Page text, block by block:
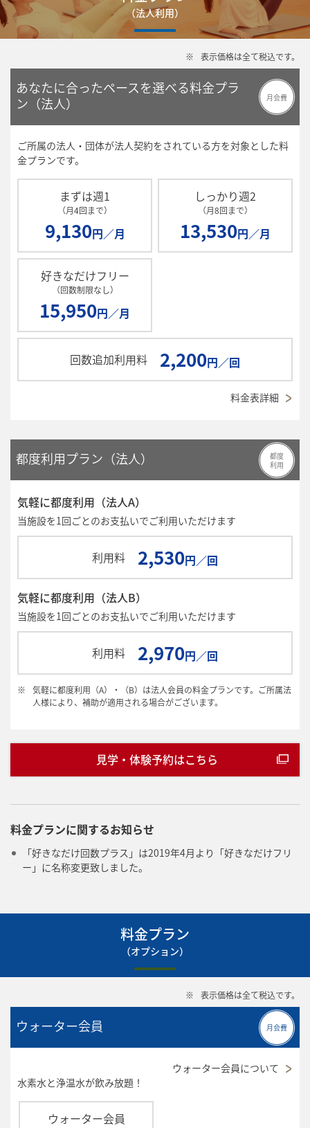
（法人利用）
※ 表示価格は全て税込です。
あなたに合ったペースを選べる料金プラ
ン（法人）
月会費
ご所属の法人・団体が法人契約をされている方を対象とした料
金プランです。
まずは週1
（月4回まで）
9,130円／月
しっかり週2
（月8回まで）
13,530円／月
好きなだけフリー
（回数制限なし）
15,950円／月
回数追加利用料 2,200円／回
料金表詳細
都度利用プラン（法人）
都度
利用
気軽に都度利用（法人A）
当施設を1回ごとのお支払いでご利用いただけます
利用料 2,530円／回
気軽に都度利用（法人B）
当施設を1回ごとのお支払いでご利用いただけます
利用料 2,970円／回
※
気軽に都度利用（A）・（B）は法人会員の料金プランです。ご所属法
人様により、補助が適用される場合がございます。
見学・体験予約はこちら
料金プランに関するお知らせ
「好きなだけ回数プラス」は2019年4月より「好きなだけフリ
ー」に名称変更致しました。
料金プラン
（オプション）
※ 表示価格は全て税込です。
ウォーター会員 月会費
ウォーター会員について
水素水と浄温水が飲み放題！
ウォーター会員